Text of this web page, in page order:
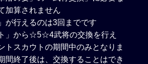
加算されません
が行えるのは3回までです
」から☆5☆4武将の交換を行え
トスカウトの期間中のみとなりま
間終了後は、交換することはでき